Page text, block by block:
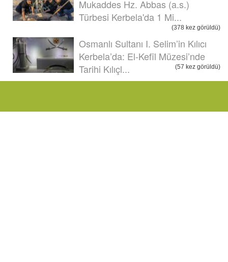
Mukaddes Hz. Abbas (a.s.)
Türbesi Kerbela'da 1 Mi...
(378 kez görüldü)
Osmanlı Sultanı I. Selim’in Kılıcı
Kerbela’da: El-Kefîl Müzesi’nde
Tarihi Kılıçl...
(57 kez görüldü)